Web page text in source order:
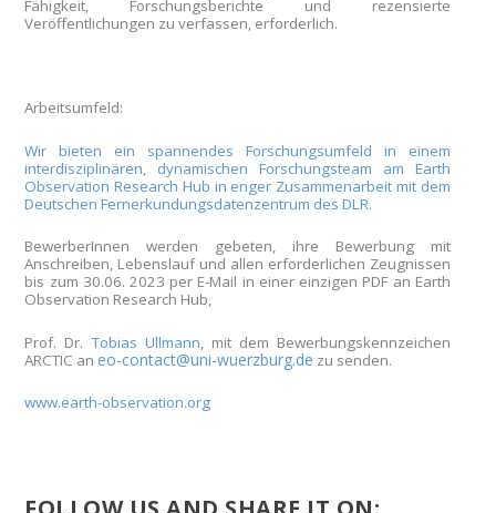
Fähigkeit, Forschungsberichte und rezensierte
Veröffentlichungen zu verfassen, erforderlich.
Arbeitsumfeld:
Wir bieten ein spannendes Forschungsumfeld in einem
interdisziplinären, dynamischen Forschungsteam am Earth
Observation Research Hub in enger Zusammenarbeit mit dem
Deutschen Fernerkundungsdatenzentrum des DLR.
BewerberInnen werden gebeten, ihre Bewerbung mit
Anschreiben, Lebenslauf und allen erforderlichen Zeugnissen
bis zum 30.06. 2023 per E-Mail in einer einzigen PDF an Earth
Observation Research Hub,
Prof. Dr. Tobias Ullmann
mit dem Bewerbungskennzeichen
ARCTIC an eo-contact@uni-wuerzburg.de zu senden.
www.earth-observation.org